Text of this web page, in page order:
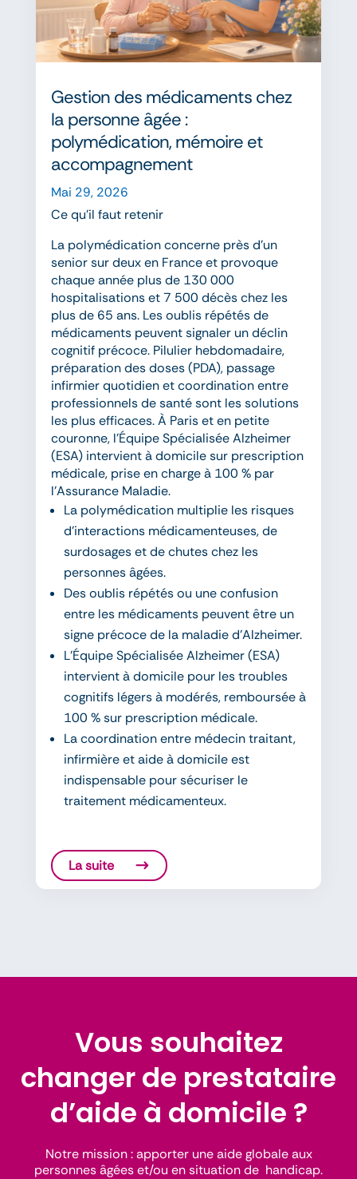
Gestion des médicaments chez
la personne âgée :
polymédication, mémoire et
accompagnement
Mai 29, 2026
Ce qu’il faut retenir
La polymédication concerne près d’un
senior sur deux en France et provoque
chaque année plus de 130 000
hospitalisations et 7 500 décès chez les
plus de 65 ans. Les oublis répétés de
médicaments peuvent signaler un déclin
cognitif précoce. Pilulier hebdomadaire,
préparation des doses (PDA), passage
infirmier quotidien et coordination entre
professionnels de santé sont les solutions
les plus efficaces. À Paris et en petite
couronne, l’Équipe Spécialisée Alzheimer
(ESA) intervient à domicile sur prescription
médicale, prise en charge à 100 % par
l’Assurance Maladie.
La polymédication multiplie les risques
d’interactions médicamenteuses, de
surdosages et de chutes chez les
personnes âgées.
Des oublis répétés ou une confusion
entre les médicaments peuvent être un
signe précoce de la maladie d’Alzheimer.
L’Équipe Spécialisée Alzheimer (ESA)
intervient à domicile pour les troubles
cognitifs légers à modérés, remboursée à
100 % sur prescription médicale.
La coordination entre médecin traitant,
infirmière et aide à domicile est
indispensable pour sécuriser le
traitement médicamenteux.
La suite
Vous souhaitez
changer de prestataire
d’aide à domicile ?
Notre mission : apporter une aide globale aux
personnes âgées et/ou en situation de handicap.